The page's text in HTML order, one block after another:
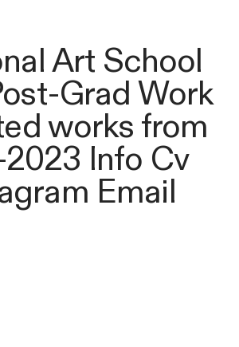
Art School
Grad Work
works from
Info Cv
Email